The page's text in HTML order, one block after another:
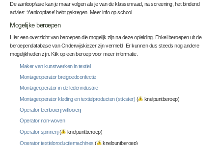
De aanloopfase kan je maar volgen als je van de klassenraad, na screening, het bindend
advies: ‘Aanloopfase’ hebt gekregen. Meer info op school.
Mogelijke beroepen
Hier een overzicht van beroepen die mogelijk zijn na deze opleiding. Enkel beroepen uit de
beroependatabase van Onderwijskiezer zijn vermeld. Er kunnen dus steeds nog andere
mogelijkheden zijn. Klik op een beroep voor meer informatie.
Maker van kunstwerken in textiel
Montageoperator breigoedconfectie
Montageoperator in de lederindustrie
Montageoperator kleding en textielproducten (stikster) (
knelpuntberoep)
Operator leerlooierij witlooierij
Operator non-woven
Operator spinnerij(
knelpuntberoep)
Operator textielproductiemachines ( knelpuntberoep)